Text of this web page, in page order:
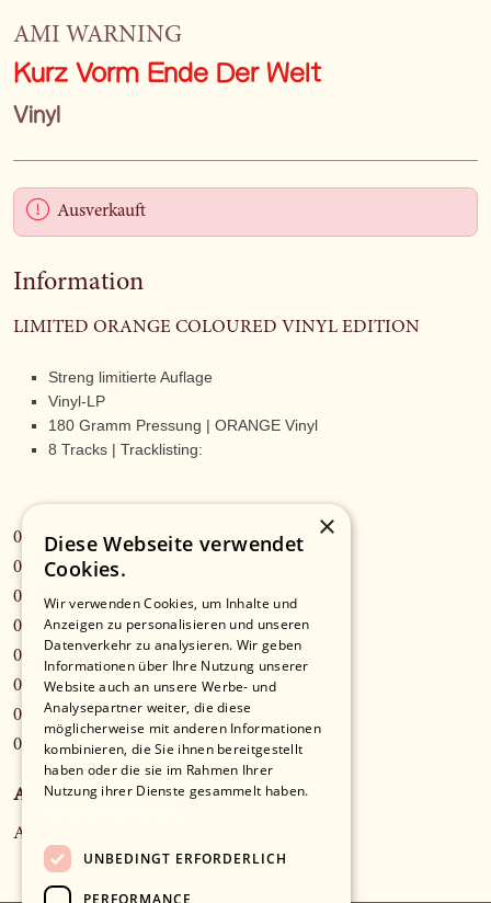
AMI WARNING
Kurz Vorm Ende Der Welt
Vinyl
Ausverkauft
Information
LIMITED ORANGE COLOURED VINYL EDITION
Streng limitierte Auflage
Vinyl-LP
180 Gramm Pressung | ORANGE Vinyl
8 Tracks | Tracklisting:
01 - kurz vorm Ende der Welt
02 - schöne Stunden
03 - es ist wies ist - feat. Témé Tan
04 - jetzt
05 - simsalabim
06 - blaue Augen
07 - hallo Kinder
08 - dort
Anbieter*in
Ami Warning
×
Diese Webseite verwendet
Cookies.
Wir verwenden Cookies, um Inhalte und
Anzeigen zu personalisieren und unseren
Datenverkehr zu analysieren. Wir geben
Informationen über Ihre Nutzung unserer
Website auch an unsere Werbe- und
Analysepartner weiter, die diese
möglicherweise mit anderen Informationen
kombinieren, die Sie ihnen bereitgestellt
haben oder die sie im Rahmen Ihrer
Nutzung ihrer Dienste gesammelt haben.
UNBEDINGT ERFORDERLICH
PERFORMANCE